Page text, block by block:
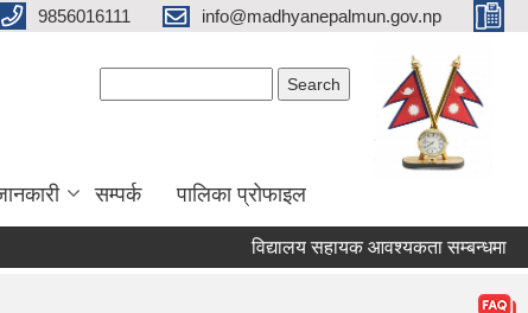
9856016111 info@madhyanepalmun.gov.np
सम्पर्क पालिका प्रोफाइल
विद्यालय सहायक आवश्यकता सम्बन्धमा